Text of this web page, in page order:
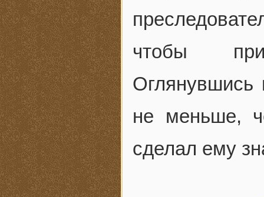
чтобы
Оглянувшись
не меньше,
сделал ему